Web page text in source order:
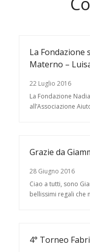
La Fondazione
Materno –
22 Luglio 2016
La Fondazione
all’Associazione
Grazie da
28 Giugno 2016
Ciao a tutti, sono
bellissimi regali che
4° Torneo